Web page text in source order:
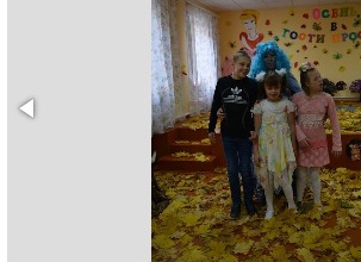
Скрыть Ч/б
ГОЛОС
🔊 Включить
Настройки по умолчанию